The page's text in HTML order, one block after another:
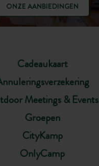
Cadeaukaart
Meetings & Events
Groepen
CityKamp
OnlyCamp
ONZE AANBIEDINGEN